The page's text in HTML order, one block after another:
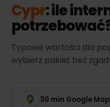
Cypr: ile
Typowe wartości dla
wybierz pakiet bez
30 min Google